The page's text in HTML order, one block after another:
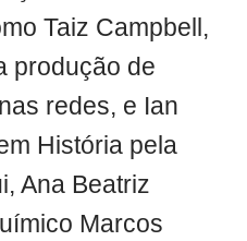
Taiz Campbell,
produção de
redes, e Ian
História pela
Ana Beatriz
Marcos